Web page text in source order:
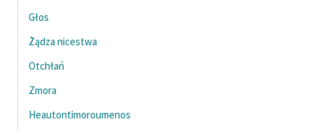
Głos
Żądza nicestwa
Otchłań
Zmora
Heautontimoroumenos